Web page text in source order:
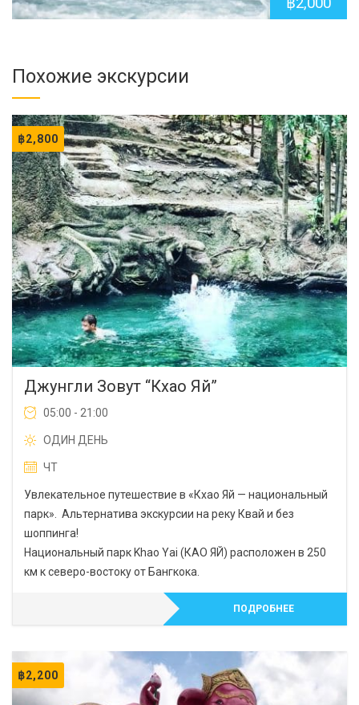
Похожие экскурсии
฿2,800
Джунгли Зовут “Кхао Яй”
05:00 - 21:00
ОДИН ДЕНЬ
ЧТ
Увлекательное путешествие в «Кхао Яй — национальный
парк». Альтернатива экскурсии на реку Квай и без
шоппинга!
Национальный парк Khao Yai (КАО ЯЙ) расположен в 250
км к северо-востоку от Бангкока.
ПОДРОБНЕЕ
฿2,200